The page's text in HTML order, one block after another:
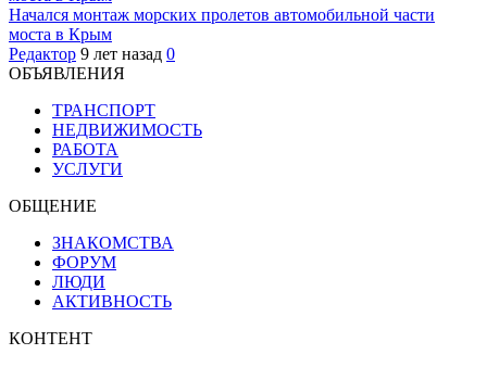
Начался монтаж морских пролетов автомобильной части
моста в Крым
Редактор 9 лет назад 0
ОБЪЯВЛЕНИЯ
ТРАНСПОРТ
НЕДВИЖИМОСТЬ
РАБОТА
УСЛУГИ
ОБЩЕНИЕ
ЗНАКОМСТВА
ФОРУМ
ЛЮДИ
АКТИВНОСТЬ
КОНТЕНТ